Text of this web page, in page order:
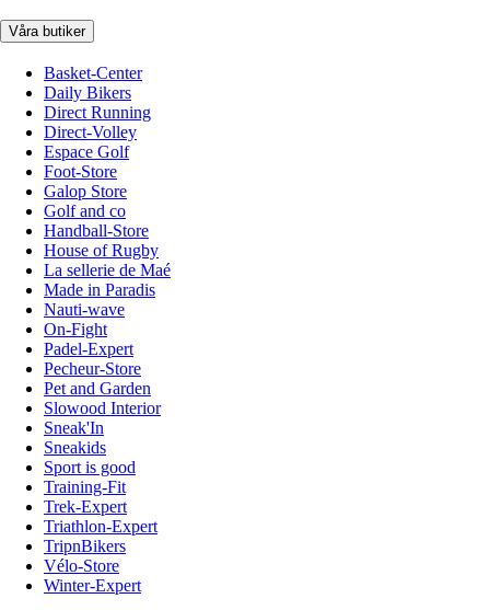
Våra butiker
Basket-Center
Daily Bikers
Direct Running
Direct-Volley
Espace Golf
Foot-Store
Galop Store
Golf and co
Handball-Store
House of Rugby
La sellerie de Maé
Made in Paradis
Nauti-wave
On-Fight
Padel-Expert
Pecheur-Store
Pet and Garden
Slowood Interior
Sneak'In
Sneakids
Sport is good
Training-Fit
Trek-Expert
Triathlon-Expert
TripnBikers
Vélo-Store
Winter-Expert